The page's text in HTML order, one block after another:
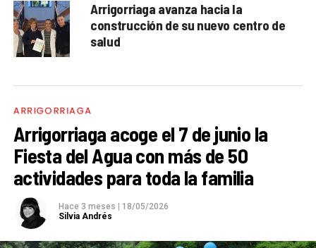
Arrigorriaga avanza hacia la
construcción de su nuevo centro de
salud
ARRIGORRIAGA
Arrigorriaga acoge el 7 de junio la
Fiesta del Agua con más de 50
actividades para toda la familia
Hace 3 meses
18/05/2026
Silvia Andrés